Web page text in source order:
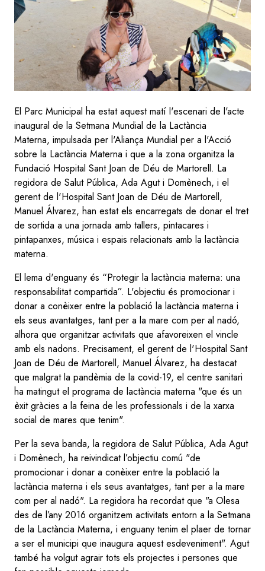
El Parc Municipal ha estat aquest matí l'escenari de l'acte
inaugural de la Setmana Mundial de la Lactància
Materna, impulsada per l'Aliança Mundial per a l'Acció
sobre la Lactància Materna i que a la zona organitza la
Fundació Hospital Sant Joan de Déu de Martorell. La
regidora de Salut Pública, Ada Agut i Domènech, i el
gerent de l'Hospital Sant Joan de Déu de Martorell,
Manuel Álvarez, han estat els encarregats de donar el tret
de sortida a una jornada amb tallers, pintacares i
pintapanxes, música i espais relacionats amb la lactància
materna.
El lema d'enguany és “Protegir la lactància materna: una
responsabilitat compartida”. L'objectiu és promocionar i
donar a conèixer entre la població la lactància materna i
els seus avantatges, tant per a la mare com per al nadó,
alhora que organitzar activitats que afavoreixen el vincle
amb els nadons. Precisament, el gerent de l'Hospital Sant
Joan de Déu de Martorell, Manuel Álvarez, ha destacat
que malgrat la pandèmia de la covid-19, el centre sanitari
ha matingut el programa de lactància materna "que és un
èxit gràcies a la feina de les professionals i de la xarxa
social de mares que tenim".
Per la seva banda, la regidora de Salut Pública, Ada Agut
i Domènech, ha reivindicat l’objectiu comú "de
promocionar i donar a conèixer entre la població la
lactància materna i els seus avantatges, tant per a la mare
com per al nadó". La regidora ha recordat que "a Olesa
des de l’any 2016 organitzem activitats entorn a la Setmana
de la Lactància Materna, i enguany tenim el plaer de tornar
a ser el municipi que inaugura aquest esdeveniment". Agut
també ha volgut agrair tots els projectes i persones que